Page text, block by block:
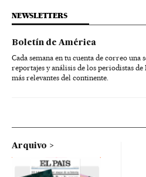
NEWSLETTERS
Boletín de América
Cada semana en tu cuenta de correo una
reportajes y análisis de los periodistas
más relevantes del continente.
Arquivo